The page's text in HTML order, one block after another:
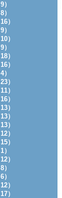
）
）
）
）
）
）
）
）
）
）
）
）
）
）
）